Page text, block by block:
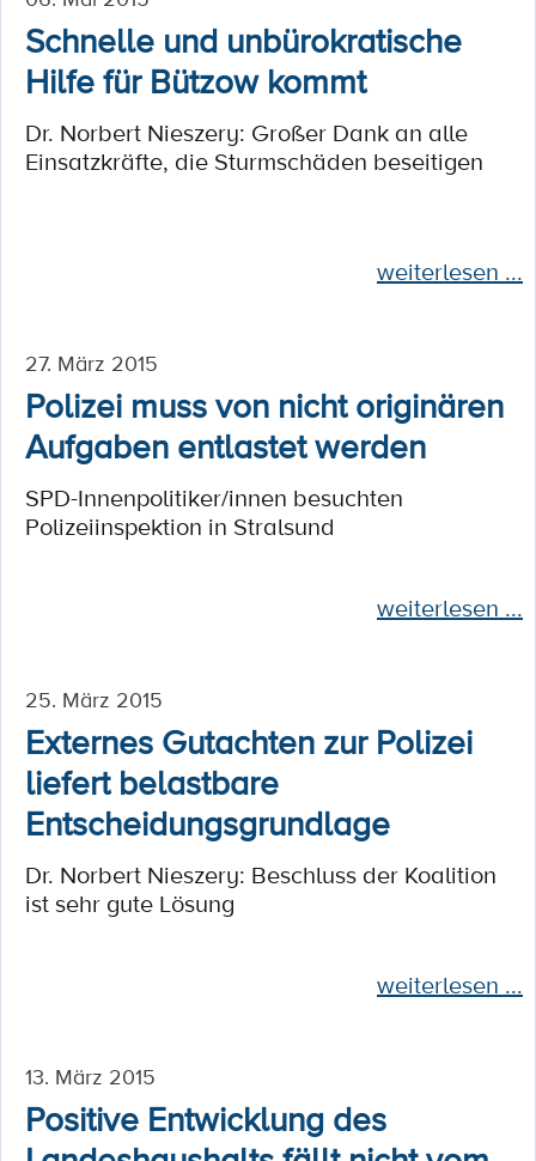
Schnelle und unbürokratische
Hilfe für Bützow kommt
Dr. Norbert Nieszery: Großer Dank an alle
Einsatzkräfte, die Sturmschäden beseitigen
weiterlesen ...
27. März 2015
Polizei muss von nicht originären
Aufgaben entlastet werden
SPD-Innenpolitiker/innen besuchten
Polizeiinspektion in Stralsund
weiterlesen ...
25. März 2015
Externes Gutachten zur Polizei
liefert belastbare
Entscheidungsgrundlage
Dr. Norbert Nieszery: Beschluss der Koalition
ist sehr gute Lösung
weiterlesen ...
13. März 2015
Positive Entwicklung des